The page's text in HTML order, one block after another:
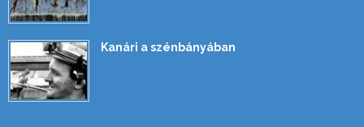
Kanári a szénbányában